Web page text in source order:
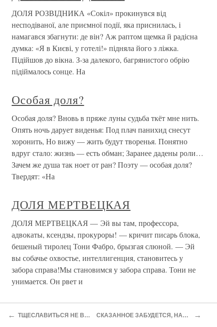
ДОЛЯ РОЗВІДНИКА «Сокіл» прокинувся від
несподіваної, але приємної події, яка приснилась, і
намагався збагнути: де він? Аж раптом щемка й радісна
думка: «Я в Києві, у готелі!» підняла його з ліжка.
Підійшов до вікна. З-за далекого, багрянистого обрію
підіймалось сонце. На
Особая доля?
Особая доля? Вновь в пряже луны судьба ткёт мне нить.
Опять ночь дарует виденья: Под плач панихид снесут
хоронить, Но вижу — жить будут творенья. Понятно
вдруг стало: жизнь — есть обман; Заранее дадены роли…
Зачем же душа так ноет от ран? Поэту — особая доля?
Твердят: «На
ДОЛЯ МЕРТВЕЦКАЯ
ДОЛЯ МЕРТВЕЦКАЯ — Эй вы там, профессора,
адвокаты, ксендзы, прокуроры! — кричит писарь блока,
бешеный тиролец Тони Фабро, брызгая слюной. — Эй
вы собачье охвостье, интеллигенция, становитесь у
забора справа!Мы становимся у забора справа. Тони не
унимается. Он рвет и
Волшебная доля рынка
← ТЩЕСЛАВИТЬСЯ НЕ ВЕЛЮ И ЗАПРЕЩАЮ СКАЗАННОЕ ЗАБУДЕТСЯ, НАПИСАННОЕ ОСТАНЕТСЯ →